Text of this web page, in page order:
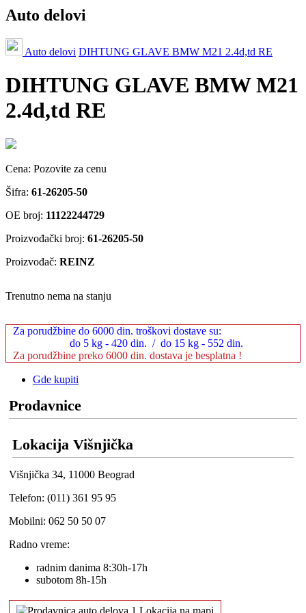
Auto delovi
Auto delovi DIHTUNG GLAVE BMW M21 2.4d,td RE
DIHTUNG GLAVE BMW M21
2.4d,td RE
Cena: Pozovite za cenu
Šifra: 61-26205-50
OE broj: 11122244729
Proizvođački broj: 61-26205-50
Proizvođač: REINZ
Trenutno nema na stanju
Za porudžbine do 6000 din. troškovi dostave su:
do 5 kg - 420 din. / do 15 kg - 552 din.
Za porudžbine preko 6000 din. dostava je besplatna !
Gde kupiti
Prodavnice
Lokacija Višnjička
Višnjička 34, 11000 Beograd
Telefon: (011) 361 95 95
Mobilni: 062 50 50 07
Radno vreme:
radnim danima 8:30h-17h
subotom 8h-15h
Lokacija na mapi